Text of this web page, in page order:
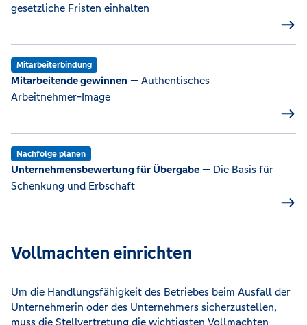
gesetzliche Fristen einhalten
Mitarbeiterbindung
Mitarbeitende gewinnen — Authentisches
Arbeitnehmer-Image
Nachfolge planen
Unternehmensbewertung für Übergabe — Die Basis für
Schenkung und Erbschaft
Vollmachten einrichten
Um die Handlungsfähigkeit des Betriebes beim Ausfall der
Unternehmerin oder des Unternehmers sicherzustellen,
muss die Stellvertretung die wichtigsten Vollmachten